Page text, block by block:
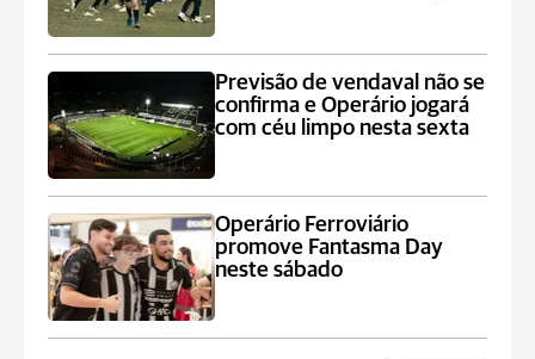
Previsão de vendaval não se
confirma e Operário jogará
com céu limpo nesta sexta
Operário Ferroviário
promove Fantasma Day
neste sábado